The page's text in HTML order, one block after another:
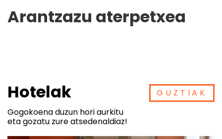
Arantzazu aterpetxea
Hotelak
Gogokoena duzun hori aurkitu
eta gozatu zure atsedenaldiaz!
GUZTIAK